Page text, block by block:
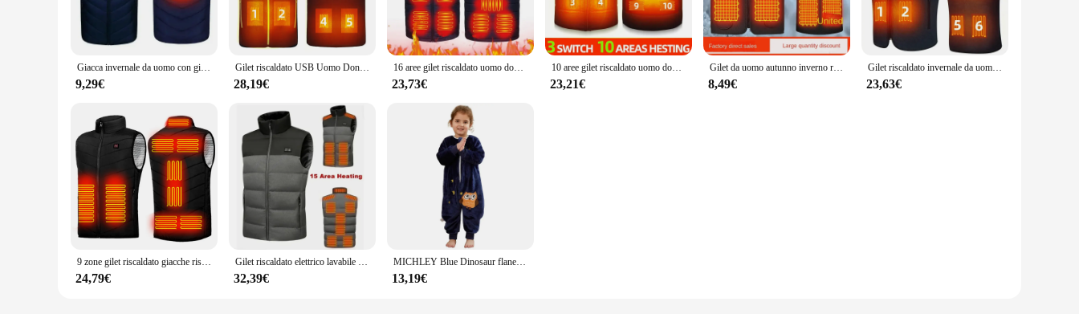
Giacca invernale da uomo con gilet riscaldante a 27 zone Giacca senza maniche elettrica intelligente USB Abbigliamento autoriscaldante Cappotto imbottito caldo da neve da donna
9,29€
Gilet riscaldato USB Uomo Donna Ricaricabile Riscaldamento Gilet autoriscaldante In pile Giacca riscaldata elettrica Abbigliamento Gilet termico
28,19€
16 aree gilet riscaldato uomo donna giacca riscaldata elettrica USB inverno nuovi vestiti riscaldanti intelligenti funzionano cappotto senza maniche spesso impermeabile
23,73€
10 aree gilet riscaldato uomo donna Usb gilet autoriscaldante elettrico gilet riscaldante giacca riscaldata vestiti riscaldati termici lavabili
23,21€
Gilet da uomo autunno inverno riscaldamento intelligente in cotone a 5 aree gilet riscaldato con scollo a V giacca calda invernale termica flessibile da esterno M-4XL
8,49€
Gilet riscaldato invernale da uomo gilet autoriscaldante elettrico Usb da donna giacca riscaldata in pile ricaricabile riscaldamento termico vestiti cappotto caldo
23,63€
9 zone gilet riscaldato giacche riscaldate elettriche uomo donna abbigliamento sportivo cappotto riscaldato cappotto termico in grafene giacca riscaldante USB per il campeggio
24,79€
Gilet riscaldato elettrico lavabile ricaricabile con 15 aree di calore per una comoda giacca invernale da uomo calda flessibile per esterni
32,39€
MICHLEY Blue Dinosaur flanella Baby Kid sacco a pelo inverno Sleepwear Cute Cartoon body Sleepsack pigiama con piedi ragazzi ragazza
13,19€